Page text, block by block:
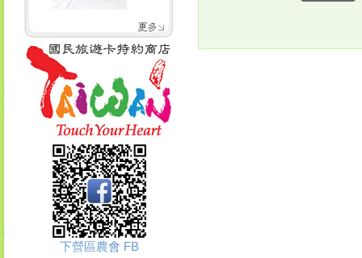
下營區農會 FB